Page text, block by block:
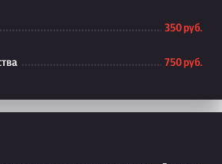
350 руб.
750 руб.